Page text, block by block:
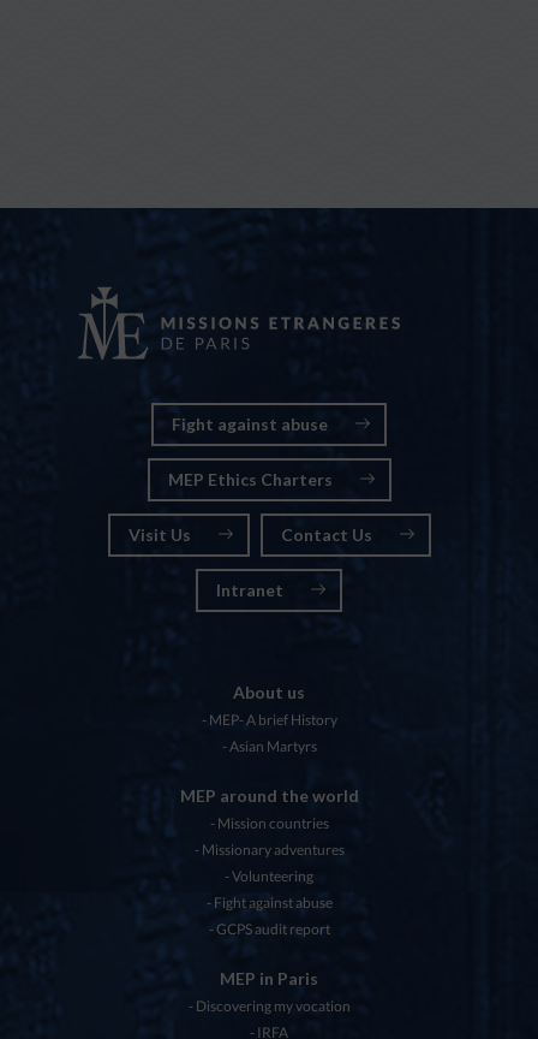
Fight against abuse
MEP Ethics Charters
Visit Us Contact Us
Intranet
About us
MEP- A brief History
Asian Martyrs
MEP around the world
Mission countries
Missionary adventures
Volunteering
Fight against abuse
GCPS audit report
MEP in Paris
Discovering my vocation
IRFA